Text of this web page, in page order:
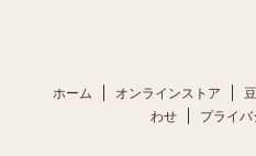
ホーム オンラインストア
わせ
プライ